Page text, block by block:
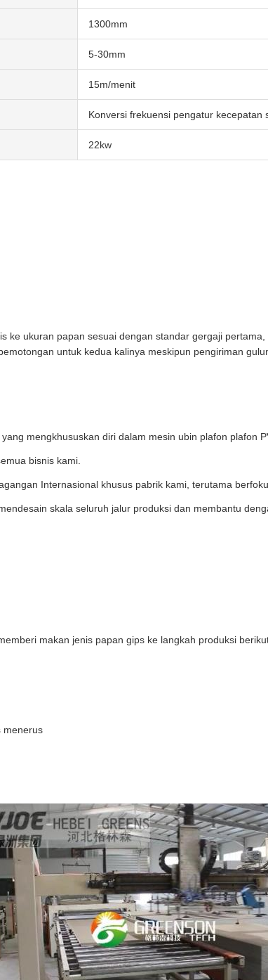
1300mm
5-30mm
15m/menit
Konversi frekuensi pengatur kecepatan
22kw
ke ukuran papan sesuai dengan standar gergaji
untuk kedua kalinya meskipun pengiriman
mengkhususkan diri dalam mesin ubin plafon plafon
bisnis kami.
Internasional khusus pabrik kami, terutama
skala seluruh jalur produksi dan membantu
makan jenis papan gips ke langkah produksi
menerus